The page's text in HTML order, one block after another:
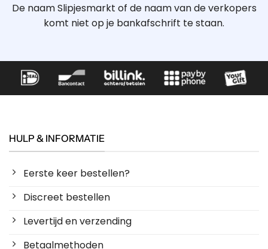
De naam Slipjesmarkt of de naam van de verkopers
komt niet op je bankafschrift te staan.
HULP & INFORMATIE
Eerste keer bestellen?
Discreet bestellen
Levertijd en verzending
Betaalmethoden